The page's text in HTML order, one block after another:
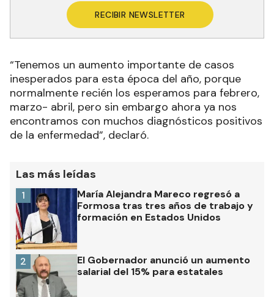
RECIBIR NEWSLETTER
“Tenemos un aumento importante de casos
inesperados para esta época del año, porque
normalmente recién los esperamos para febrero,
marzo- abril, pero sin embargo ahora ya nos
encontramos con muchos diagnósticos positivos
de la enfermedad”, declaró.
Las más leídas
María Alejandra Mareco regresó a
Formosa tras tres años de trabajo y
formación en Estados Unidos
1
El Gobernador anunció un aumento
salarial del 15% para estatales
2